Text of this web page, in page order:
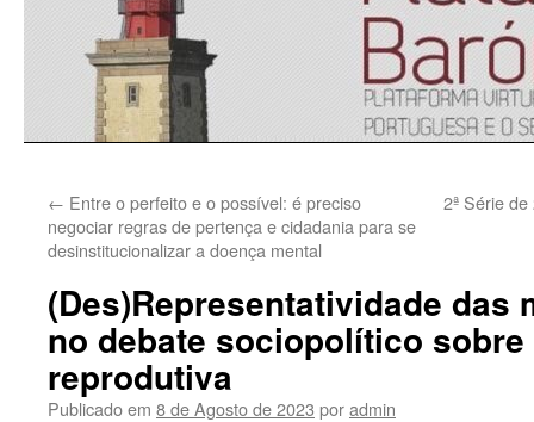
para
conteúdo
← Entre o perfeito e o possível: é preciso
negociar regras de pertença e cidadania para se
desinstitucionalizar a doença mental
2ª Série
(Des)Representatividade das
no debate sociopolítico
reprodutiva
Publicado em 8 de Agosto de 2023 poradmin